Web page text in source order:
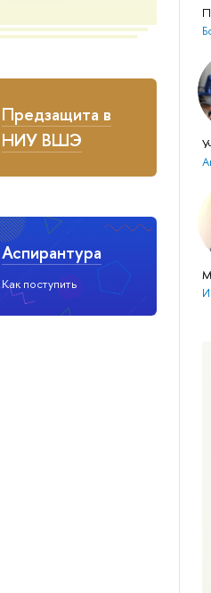
Предзащита в
НИУ ВШЭ
Аспирантура
Как поступить